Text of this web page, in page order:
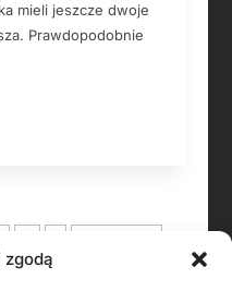
zgodą
mieli jeszcze dwoje
Prawdopodobnie